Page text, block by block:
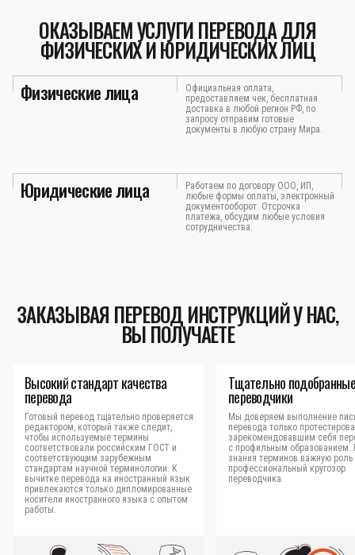
ОКАЗЫВАЕМ УСЛУГИ ПЕРЕВОДА ДЛЯ
ФИЗИЧЕСКИХ И ЮРИДИЧЕСКИХ ЛИЦ
Физические лица
Официальная оплата,
предоставляем чек, бесплатная
доставка в любой регион РФ, по
запросу отправим готовые
документы в любую страну Мира.
Юридические лица
Работаем по договору ООО, ИП,
любые формы оплаты, электронный
документооборот. Отсрочка
платежа, обсудим любые условия
сотрудничества.
ЗАКАЗЫВАЯ ПЕРЕВОД ИНСТРУКЦИЙ У НАС,
ВЫ ПОЛУЧАЕТЕ
Высокий стандарт качества
перевода
Готовый перевод тщательно проверяется
редактором, который также следит,
чтобы используемые термины
соответствовали российским ГОСТ и
соответствующим зарубежным
стандартам научной терминологии. К
вычитке перевода на иностранный язык
привлекаются только дипломированные
носители иностранного языка с опытом
работы.
Тщательно подобранные
переводчики
Мы доверяем выполнение
перевода только
зарекомендовавшим себя
с профильным
знания терминов важную роль
профессиональный кругозор
переводчика.